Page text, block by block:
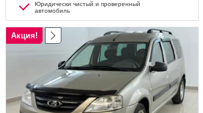
Юридически чистый и проверенный
автомобиль
Акция!